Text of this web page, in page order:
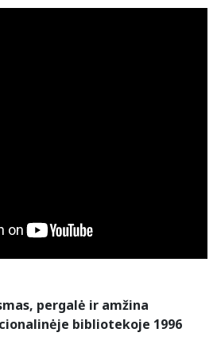
pergalė ir amžina
bibliotekoje 1996